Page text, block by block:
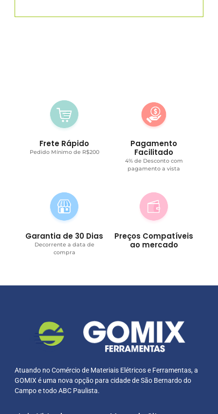
Frete Rápido
Pedido Mínimo de R$200
Pagamento
Facilitado
4% de Desconto com
pagamento a vista
Garantia de 30 Dias
Decorrente a data de
compra
Preços Compatíveis
ao mercado
Atuando no Comércio de Materiais Elétricos e Ferramentas, a
GOMIX é uma nova opção para cidade de São Bernardo do
Campo e todo ABC Paulista.